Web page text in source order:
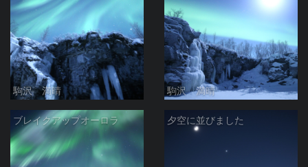
駒沢 満晴 駒沢 満晴
ブレイクアップオーロラ 夕空に並びました